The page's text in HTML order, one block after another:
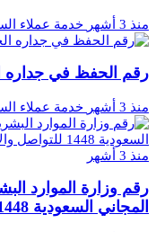
منذ 3 أشهر
خدمة عملاء
رقم الحفظ في جداره
منذ 3 أشهر خدمة عملاء
منذ 3 أشهر
رقم وزارة الموارد
المجاني السعودية 1448 للتواصل والاستفسار